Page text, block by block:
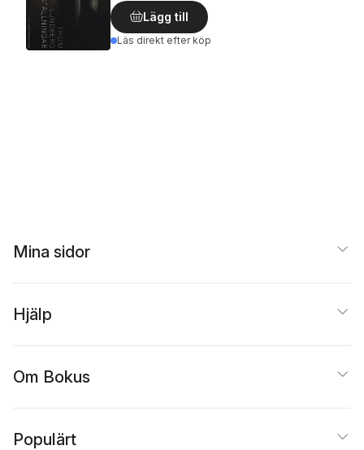
Lägg till
Läs direkt efter köp
Mina sidor
Hjälp
Om Bokus
Populärt